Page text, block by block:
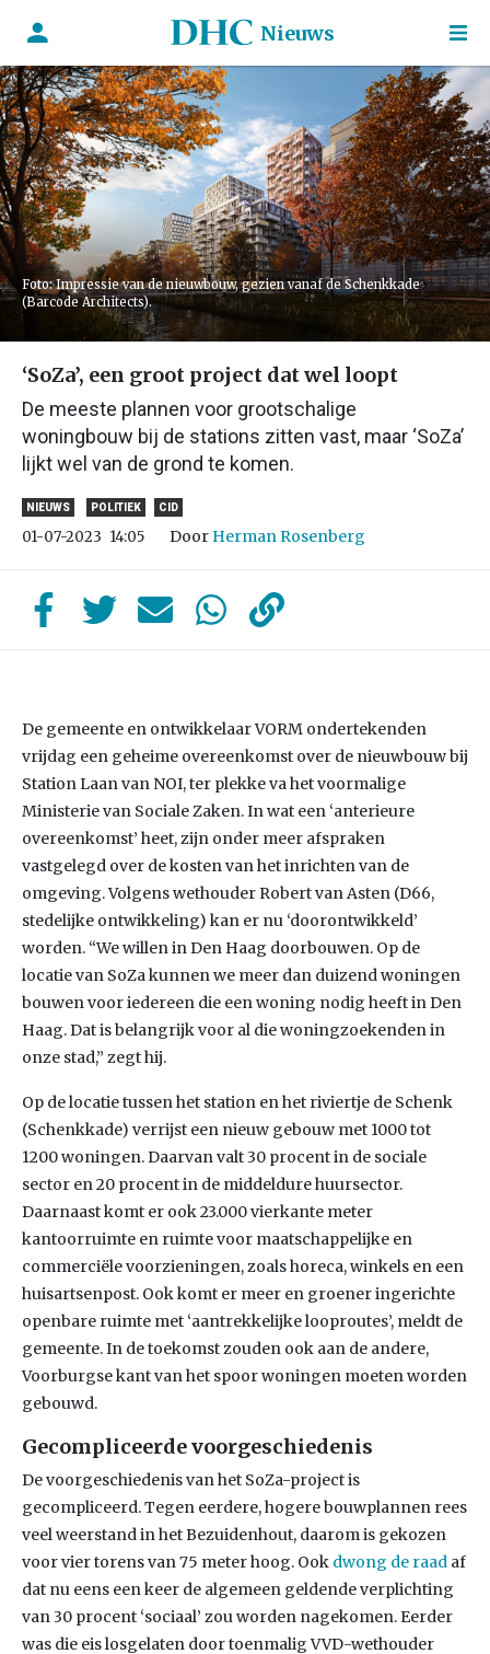
Nieuws
Foto: Impressie van de nieuwbouw, gezien vanaf de Schenkkade
(Barcode Architects).
‘SoZa’, een groot project dat wel loopt
De meeste plannen voor grootschalige
woningbouw bij de stations zitten vast, maar ‘SoZa’
lijkt wel van de grond te komen.
NIEUWS POLITIEK CID
01-07-2023 14:05 Door Herman Rosenberg
De gemeente en ontwikkelaar VORM ondertekenden
vrijdag een geheime overeenkomst over de nieuwbouw bij
Station Laan van NOI, ter plekke va het voormalige
Ministerie van Sociale Zaken. In wat een ‘anterieure
overeenkomst’ heet, zijn onder meer afspraken
vastgelegd over de kosten van het inrichten van de
omgeving. Volgens wethouder Robert van Asten (D66,
stedelijke ontwikkeling) kan er nu ‘doorontwikkeld’
worden. “We willen in Den Haag doorbouwen. Op de
locatie van SoZa kunnen we meer dan duizend woningen
bouwen voor iedereen die een woning nodig heeft in Den
Haag. Dat is belangrijk voor al die woningzoekenden in
onze stad,” zegt hij.
Op de locatie tussen het station en het riviertje de Schenk
(Schenkkade) verrijst een nieuw gebouw met 1000 tot
1200 woningen. Daarvan valt 30 procent in de sociale
sector en 20 procent in de middeldure huursector.
Daarnaast komt er ook 23.000 vierkante meter
kantoorruimte en ruimte voor maatschappelijke en
commerciële voorzieningen, zoals horeca, winkels en een
huisartsenpost. Ook komt er meer en groener ingerichte
openbare ruimte met ‘aantrekkelijke looproutes’, meldt de
gemeente. In de toekomst zouden ook aan de andere,
Voorburgse kant van het spoor woningen moeten worden
gebouwd.
Gecompliceerde voorgeschiedenis
De voorgeschiedenis van het SoZa-project is
gecompliceerd. Tegen eerdere, hogere bouwplannen rees
veel weerstand in het Bezuidenhout, daarom is gekozen
voor vier torens van 75 meter hoog. Ook dwong de raad af
dat nu eens een keer de algemeen geldende verplichting
van 30 procent ‘sociaal’ zou worden nagekomen. Eerder
was die eis losgelaten door toenmalig VVD-wethouder